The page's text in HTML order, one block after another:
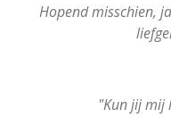
Hopend misschien,
"Kun jij mij